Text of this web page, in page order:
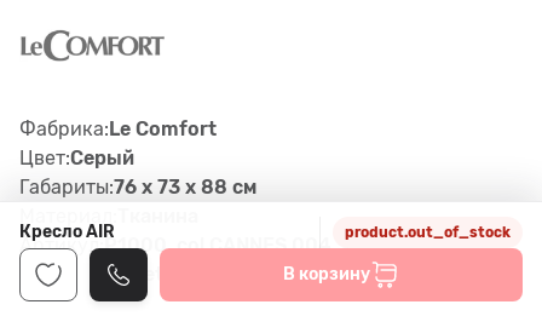
Фабрика:Le Comfort
Цвет:Серый
Габариты:76 x 73 x 88 см
Артикул:P1000, col.CANNES 004, Air H22
,5 metallo vern. nero
Кресло AIR product.out_of_stock
В корзину